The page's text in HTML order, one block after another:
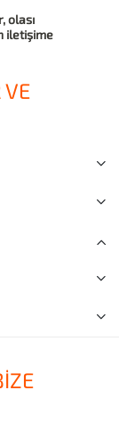
olası
iletişime
VE